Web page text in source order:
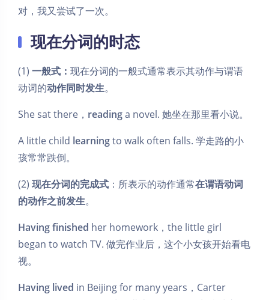
对，我又尝试了一次。
现在分词的时态
(1) 一般式： 现在分词的一般式通常表示其动作与谓语
动词的动作同时发生。
She sat there， readinga novel. 她坐在那里看小说。
A little child learningto walk often falls. 学走路的小
孩常常跌倒。
(2) 现在分词的完成式 ：所表示的动作通常在谓语动词
的动作之前发生。
Having finished her homework，the little girl
began to watch TV. 做完作业后，这个小女孩开始看电
视。
Having lived in Beijing for many years，Carter